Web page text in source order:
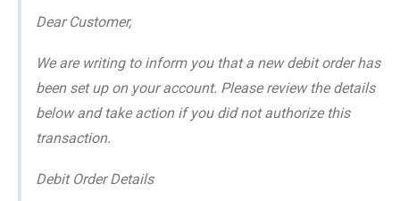
Dear Customer,
We are writing to inform you that a new debit order has
been set up on your account. Please review the details
below and take action if you did not authorize this
transaction.
Debit Order Details